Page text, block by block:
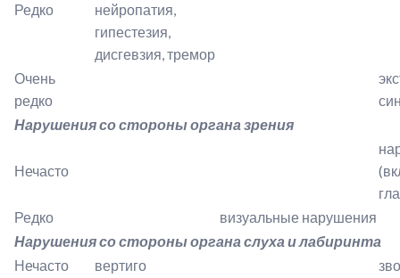
Редко
нейропатия,
гипестезия,
дисгевзия, тремор
Очень
редко
Нарушения со стороны органа зрения
Нечасто
Редко
визуальные нарушения
Нарушения со стороны органа слуха и лабиринта
Нечасто
вертиго